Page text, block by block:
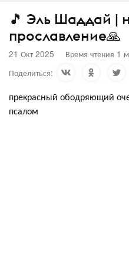
🎵 Эль Шаддай |
прославление🙏
21 Окт 2025 Время чтения 1
Поделиться:
прекрасный ободряющий
псалом